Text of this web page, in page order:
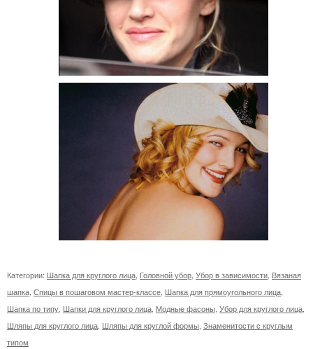
Категории: Шапка для круглого лица Головной убор Убор в зависимости Вязаная
шапка Спицы в пошаговом мастер-классе Шапка для прямоугольного лица
Шапка по типу Шапки для круглого лица Модные фасоны Убор для круглого лица
Шляпы для круглого лица Шляпы для круглой формы Знаменитости с круглым
типом